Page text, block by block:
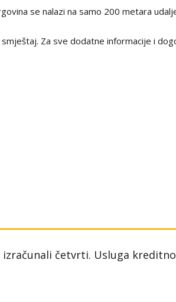
se nalazi na samo 200 metara
Za sve dodatne informacije i
četvrti. Usluga